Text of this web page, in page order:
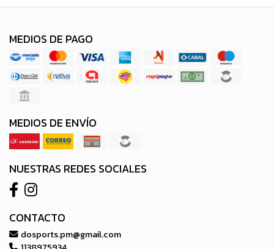
MEDIOS DE PAGO
MEDIOS DE ENVÍO
NUESTRAS REDES SOCIALES
CONTACTO
dosports.pm@gmail.com